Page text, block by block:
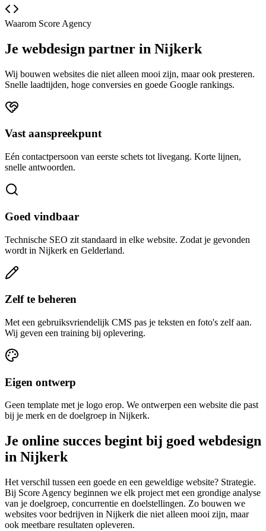
Waarom Score Agency
Je webdesign partner in Nijkerk
Wij bouwen websites die niet alleen mooi zijn, maar ook presteren.
Snelle laadtijden, hoge conversies en goede Google rankings.
Vast aanspreekpunt
Eén contactpersoon van eerste schets tot livegang. Korte lijnen,
snelle antwoorden.
Goed vindbaar
Technische SEO zit standaard in elke website. Zodat je gevonden
wordt in Nijkerk en Gelderland.
Zelf te beheren
Met een gebruiksvriendelijk CMS pas je teksten en foto's zelf aan.
Wij geven een training bij oplevering.
Eigen ontwerp
Geen template met je logo erop. We ontwerpen een website die past
bij je merk en de doelgroep in Nijkerk.
Je online succes begint bij goed webdesign
in Nijkerk
Het verschil tussen een goede en een geweldige website? Strategie.
Bij Score Agency beginnen we elk project met een grondige analyse
van je doelgroep, concurrentie en doelstellingen. Zo bouwen we
websites voor bedrijven in Nijkerk die niet alleen mooi zijn, maar
ook meetbare resultaten opleveren.